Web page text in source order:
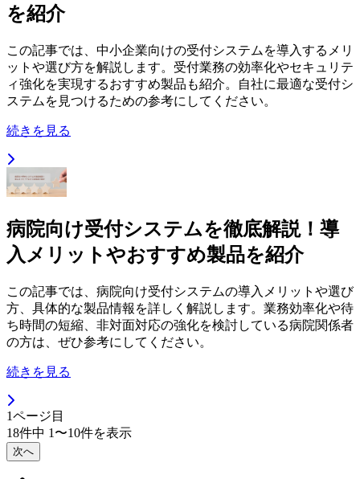
を紹介
この記事では、中小企業向けの受付システムを導入するメリ
ットや選び方を解説します。受付業務の効率化やセキュリテ
ィ強化を実現するおすすめ製品も紹介。自社に最適な受付シ
ステムを見つけるための参考にしてください。
続きを見る
病院向け受付システムを徹底解説！導
入メリットやおすすめ製品を紹介
この記事では、病院向け受付システムの導入メリットや選び
方、具体的な製品情報を詳しく解説します。業務効率化や待
ち時間の短縮、非対面対応の強化を検討している病院関係者
の方は、ぜひ参考にしてください。
続きを見る
1ページ目
18件中 1 〜10件を表示
次へ